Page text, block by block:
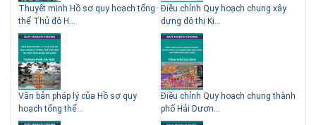
Thuyết minh Hồ sơ quy hoạch tổng
thể Thủ đô H...
Văn bản pháp lý của Hồ sơ quy
hoạch tổng thể...
Điều chỉnh Quy hoạch chung xây
dựng đô thị Ki...
Điều chỉnh Quy hoạch chung thành
phố Hải Dươn...